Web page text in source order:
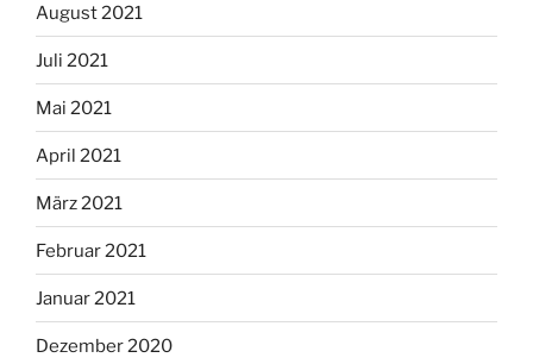
August 2021
Juli 2021
Mai 2021
April 2021
März 2021
Februar 2021
Januar 2021
Dezember 2020